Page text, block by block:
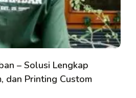
– Solusi Lengkap
dan Printing Custom